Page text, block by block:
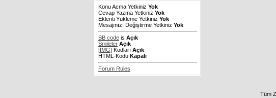
Konu Acma Yetkiniz Yok
Cevap Yazma Yetkiniz Yok
Eklenti Yükleme Yetkiniz Yok
Mesajınızı Değiştirme Yetkiniz Yok
BB code is Açık
Smileler Açık
[IMG] Kodları Açık
HTML-Kodu Kapalı
Forum Rules
Tüm